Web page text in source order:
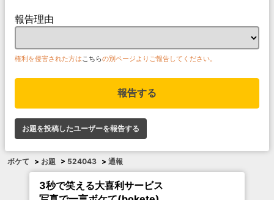
報告理由
権利を侵害された方はこちらの別ページよりご報告してください。
報告する
お題を投稿したユーザーを報告する
ボケて > お題 > 524043 > 通報
3秒で笑える大喜利サービス